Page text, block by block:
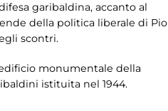
garibaldina, accanto al
della politica liberale di Pio
scontri.
monumentale della
istituita nel 1944.